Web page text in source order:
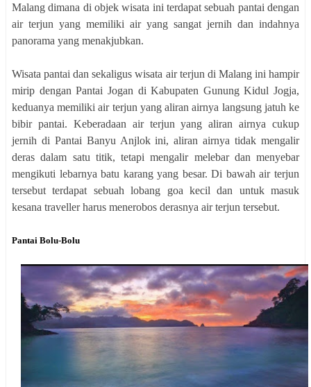
Malang dimana di objek wisata ini terdapat sebuah pantai dengan
air terjun yang memiliki air yang sangat jernih dan indahnya
panorama yang menakjubkan.
Wisata pantai dan sekaligus wisata air terjun di Malang ini hampir
mirip dengan Pantai Jogan di Kabupaten Gunung Kidul Jogja,
keduanya memiliki air terjun yang aliran airnya langsung jatuh ke
bibir pantai. Keberadaan air terjun yang aliran airnya cukup
jernih di Pantai Banyu Anjlok ini, aliran airnya tidak mengalir
deras dalam satu titik, tetapi mengalir melebar dan menyebar
mengikuti lebarnya batu karang yang besar. Di bawah air terjun
tersebut terdapat sebuah lobang goa kecil dan untuk masuk
kesana traveller harus menerobos derasnya air terjun tersebut.
Pantai Bolu-Bolu